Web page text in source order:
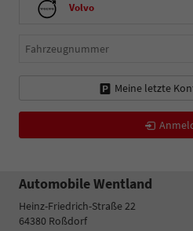
Volvo
Fahrzeugnummer
Meine letzte
Automobile Wentland
Heinz-Friedrich-Straße 22
64380 Roßdorf